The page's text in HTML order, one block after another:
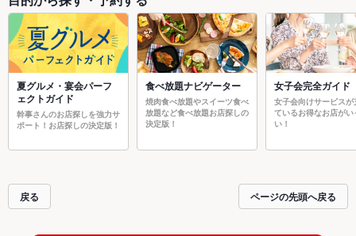
夏グルメ・宴会パーフ
ェクトガイド
幹事さんのお店探しを強力サ
ポート！お店探しの決定版！
食べ放題ナビゲーター
焼肉食べ放題やスイーツ食べ
放題など食べ放題お店探しの
決定版！
女子会完全ガイド
女子会向けサービスが
ているお得なお店がい
い！
戻る ページの先頭へ戻る